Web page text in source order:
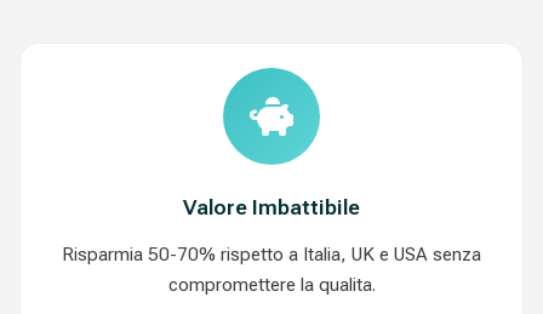
Valore Imbattibile
Risparmia 50-70% rispetto a Italia, UK e USA senza
compromettere la qualita.